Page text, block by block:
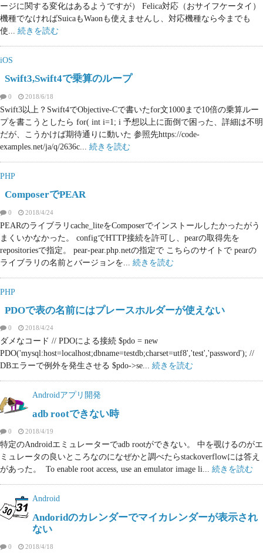
ージに関する変化はあるようですが） Felica対応（おサイフケータイ）
機種でなければSuicaもWaonも使えませんし、対応機種なら今までも
使... 続きを読む
iOS
Swift3,Swift4で乗算のループ
0 2018/6/18
Swift3以上？Swift4でObjective-Cで書いたfor文1000まで10倍の乗算ルー
プを書こうとしたら for( int i=1; i 予想以上に面倒で困った、詳細は不明
だが、こうかけば期待通りに動いた 参照先https://code-
examples.net/ja/q/2636c... 続きを読む
PHP
ComposerでPEAR
0 2018/4/24
PEARのライブラリcache_liteをComposerでインストールしたかったがう
まくいかなかった。 configでHTTP接続を許可し、pearの取得先を
repositoriesで指定。 pear-pear.php.netの指定で こちらのサイトで pearの
ライブラリの名前とバージョンを... 続きを読む
PHP
PDOで表の名前にはプレースホルダーが使えない
0 2018/4/24
ダメなコード // PDOによる接続 $pdo = new
PDO('mysql:host=localhost;dbname=testdb;charset=utf8','test','password'); //
DBエラーで例外を発生させる $pdo->se... 続きを読む
Androidアプリ開発
adb rootできない時
0 2018/4/19
特定のAndroidエミュレーターでadb rootができない。 中を覗けるのがエ
ミュレータの良いところなのになぜかと調べたらstackoverflowには答え
があった。 To enable root access, use an emulator image li... 続きを読む
Android
Andoridのカレンダーでマイカレンダーが表示され
ない
0 2018/4/18